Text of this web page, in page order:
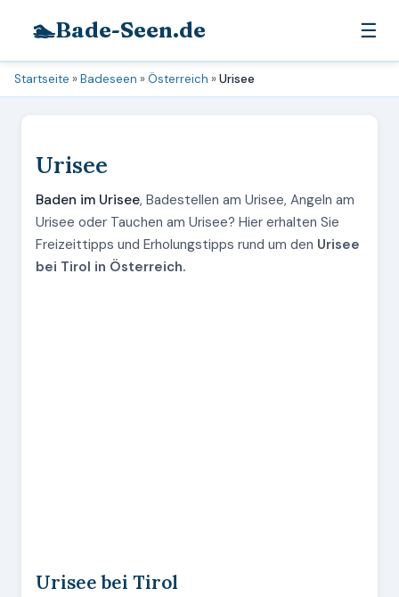
🏊Bade-Seen.de ☰
Startseite »Badeseen »Österreich »Urisee
Urisee
Baden im Urisee, Badestellen am Urisee, Angeln am
Urisee oder Tauchen am Urisee? Hier erhalten Sie
Freizeittipps und Erholungstipps rund um den Urisee
bei Tirol in Österreich.
Urisee bei Tirol